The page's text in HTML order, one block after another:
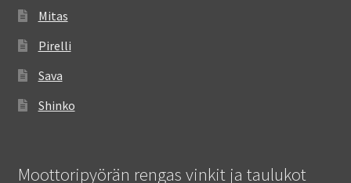
Mitas
Pirelli
Sava
Shinko
Moottoripyörän rengas vinkit ja taulukot